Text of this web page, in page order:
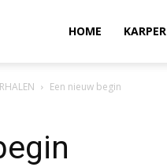
Magazine
HOME KARPER
Een nieuw begin